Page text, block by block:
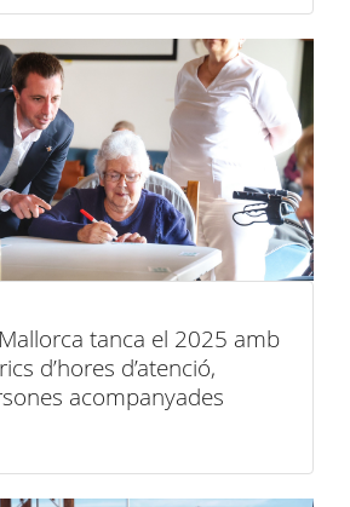
tanca el 2025 amb
d’hores d’atenció,
acompanyades